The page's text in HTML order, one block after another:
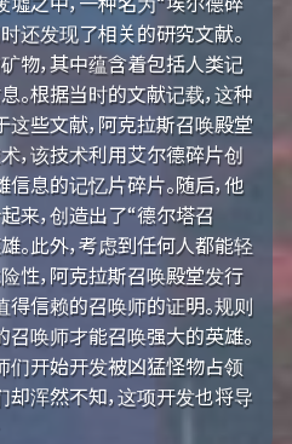
还发现了相关的研究文献。
物，其中蕴含着包括人类记
。根据当时的文献记载，这种
这些文献，阿克拉斯召唤殿堂
，该技术利用艾尔德碎片创
息的记忆片碎片。随后，他
来，创造出了“德尔塔召
。此外，考虑到任何人都能轻
性，阿克拉斯召唤殿堂发行
得信赖的召唤师的证明。规则
召唤师才能召唤强大的英雄。
们开始开发被凶猛怪物占领
却浑然不知，这项开发也将导